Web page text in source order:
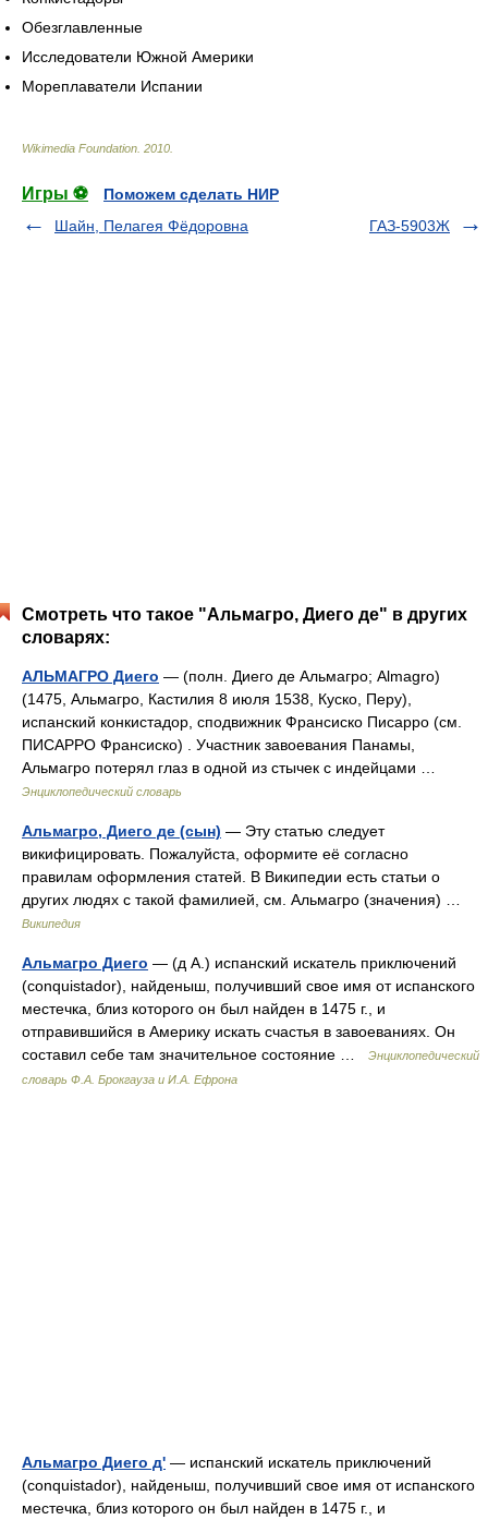
Обезглавленные
Исследователи Южной Америки
Мореплаватели Испании
Wikimedia Foundation 2010
Игры ⚽
Поможем сделать НИР
Шайн, Пелагея Фёдоровна
ГАЗ-5903Ж
Смотреть что такое "Альмагро, Диего де" в других
словарях:
АЛЬМАГРО Диего — (полн. Диего де Альмагро; Almagro)
(1475, Альмагро, Кастилия 8 июля 1538, Куско, Перу),
испанский конкистадор, сподвижник Франсиско Писарро (см.
ПИСАРРО Франсиско) . Участник завоевания Панамы,
Альмагро потерял глаз в одной из стычек с индейцами …
Энциклопедический словарь
Альмагро, Диего де (сын) — Эту статью следует
викифицировать. Пожалуйста, оформите её согласно
правилам оформления статей. В Википедии есть статьи о
других людях с такой фамилией, см. Альмагро (значения) …
Википедия
Альмагро Диего — (д А.) испанский искатель приключений
(conquistador), найденыш, получивший свое имя от испанского
местечка, близ которого он был найден в 1475 г., и
отправившийся в Америку искать счастья в завоеваниях. Он
составил себе там значительное состояние …
Энциклопедический
словарь Ф.А. Брокгауза и И.А. Ефрона
Альмагро Диего д' — испанский искатель приключений
(conquistador), найденыш, получивший свое имя от испанского
местечка, близ которого он был найден в 1475 г., и